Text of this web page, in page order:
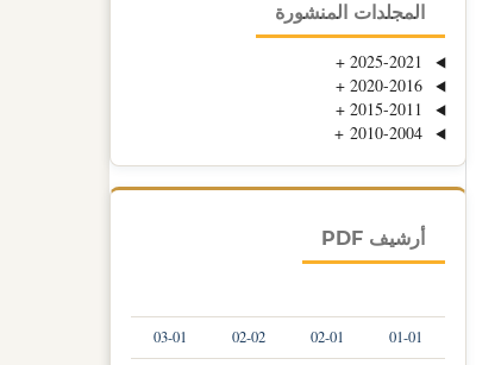
المجلدات المنشورة
+
+
+
+
أرشيف PDF
01-01
02-01
02-02
03-01